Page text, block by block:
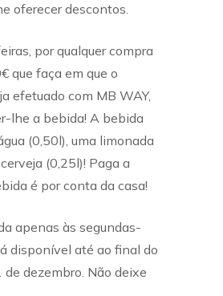
oferecer descontos.
por qualquer compra
que faça em que o
efetuado com MB WAY,
lhe a bebida! A bebida
(0,50l), uma limonada
(0,25l)! Paga a
é por conta da casa!
apenas às segundas-
disponível até ao final do
dezembro. Não deixe